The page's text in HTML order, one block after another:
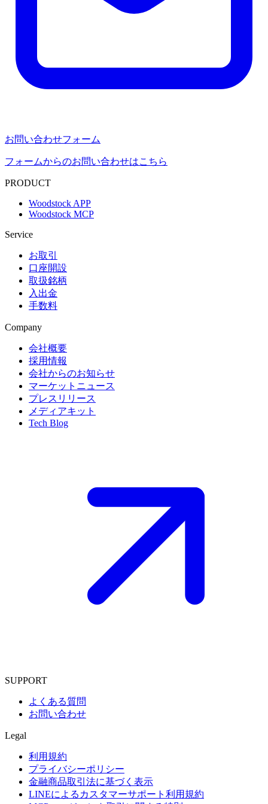
お問い合わせフォーム
フォームからのお問い合わせはこちら
PRODUCT
Woodstock APP
Woodstock MCP
Service
お取引
口座開設
取扱銘柄
入出金
手数料
Company
会社概要
採用情報
会社からのお知らせ
マーケットニュース
プレスリリース
メディアキット
Tech Blog
SUPPORT
よくある質問
お問い合わせ
Legal
利用規約
プライバシーポリシー
金融商品取引法に基づく表示
LINEによるカスタマーサポート利用規約